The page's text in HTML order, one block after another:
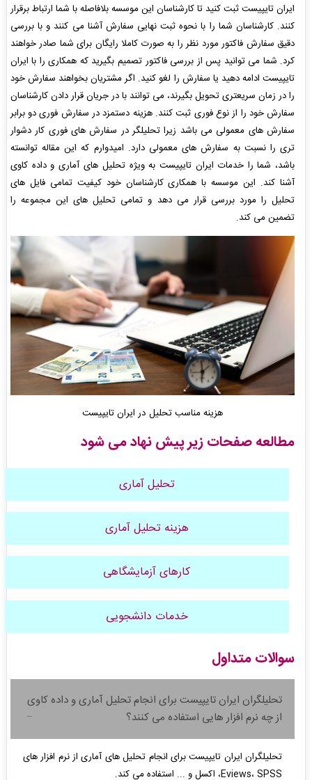
ایران تایپیست ثبت کنید تا کارشناسان این موسسه بلافاصله با شما ارتباط برقرار
کنند. کارشناسان شما را با نحوه ثبت نهایی سفارش آشنا می کنند و با بررسی
دقیق سفارش فاکتور مورد نظر را به صورت کاملا رایگان برای شما صادر خواهند
کرد. شما می توانید پس از بررسی فاکتور تصمیم بگیرید که همکاری را با ایران
تایپیست ادامه دهید یا سفارش را لغو کنید. اگر مشتریان بخواهند سفارش خود
را در زمان سریعتری تحویل بگیرند، می توانند با در جریان قرار دادن کارشناسان
سفارش خود را از نوع فوری ثبت کنند. هزینه دستمزد در سفارش فوری دو برابر
سفارش های معمولی می باشد زیرا تحلیلگر در سفارش های فوری کار دشوار
تری را نسبت به سفارش های معمولی دارد. امیدوارم که این مقاله توانسته
باشد، شما را خدمات ایران تایپیست به ویژه تحلیل های آماری و داده کاوی
آشنا کند. این موسسه با همکاری کارشناسان خود کیفیت تمامی فایل های
تحلیل را مورد بررسی قرار می دهد و تمامی تحلیل های این مجموعه را
تضمین می کند.
هزینه مناسب تحلیل در ایران تایپیست
مطالعه صفحات زیر پیش نهاد می شود
تحلیل آماری
هزینه تحلیل آماری
کارهای آزمایشگاهی
خدمات دانشجویی
سوالات متداول
تحلیلگران ایران تایپیست برای انجام تحلیل آماری و داده کاوی
از چه نرم افزار هایی استفاده می کنند؟
تحلیلگران ایران تایپیست برای انجام تحلیل های آماری از نرم افزار های
Eviews، SPSS، اکسل و ... استفاده می کند.